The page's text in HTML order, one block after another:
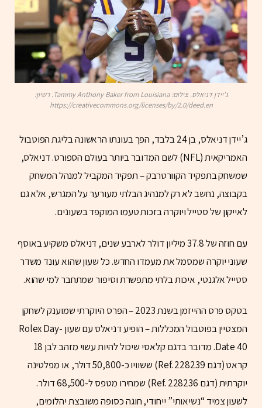
ג'יידן דניאלס. צילום: Tammy Anthony Baker from Louisiana. רשיון:
https://creativecommons.org/licenses/by/2.0/deed.en
ג’יידן דניאלס, בן 24 בלבד, הפך בעונתו הראשונה בליגת הפוטבול
האמריקאית (NFL) לשם המדובר ביותר בעולם הספורט. דניאלס,
שמשחק בתפקיד הקוורטרבק – תפקיד המקביל למנהל המשחק
בקבוצה, נחשב לא רק למנהיג הבלתי מעורער על המגרש, אלא גם
לאייקון של סטייל ויוקרה בזכות טעמו המוקפד בשעונים.
עם חוזה של 37.8 מיליון דולר לארבע שנים, דניאלס משקיע באוסף
שעוני יוקרה שמסמל את מעמדו החדש. כל שעון שהוא עונד משדר
סטייל אלגנטי, איכות בלתי מתפשרת וסיפור שמתחבר למי שהוא.
בטקס פרס ההייזמן בשנת 2023 – הפרס היוקרתי שמוענק לשחקן
המצטיין בפוטבול המכללות – הופיע דניאלס עם שעון Rolex Day-
Date 40. מדובר בדגם קלאסי שיכול להיות עשוי מזהב לבן 18
קראט (דגם Ref. 228239) ששוויו כ-50,800 דולר, או מפלטינה
יוקרתית (דגם Ref. 228236) שמחירו מטפס ל-68,500 דולר.
לשעון צמיד “נשיאותי” ייחודי, חוגה כסופה משובצת יהלומים,